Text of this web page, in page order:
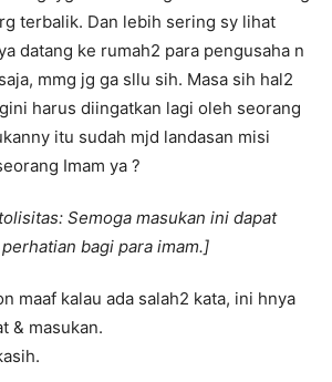
terbalik. Dan lebih sering sy lihat
datang ke rumah2 para pengusaha n
mmg jg ga sllu sih. Masa sih hal2
harus diingatkan lagi oleh seorang
itu sudah mjd landasan misi
Imam ya ?
Semoga masukan ini dapat
bagi para imam.]
maaf kalau ada salah2 kata, ini hnya
& masukan.